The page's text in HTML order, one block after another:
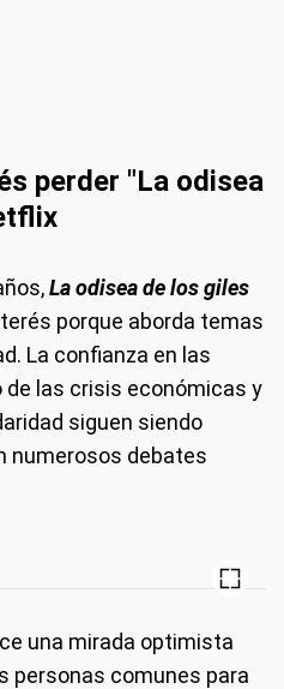
perder "La odisea
La odisea de los giles
porque aborda temas
La confianza en las
las crisis económicas y
siguen siendo
numerosos debates
una mirada optimista
personas comunes para